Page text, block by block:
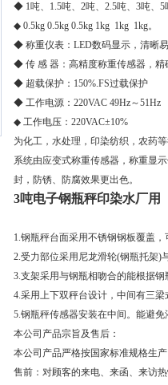
◆ 1吨、1.5吨、2吨、2.5吨、3吨、5
◆ 0.5kg 0.5kg 0.5kg 1kg 1kg 1kg。
◆ 称重仪表：LED数码显示，清晰
◆ 传 感 器：高精度称重传感器，精
◆ 超载保护：150%.FS过载保护
◆ 工作电源：220VAC 49Hz～51Hz
◆ 工作电压：220VAC±10%
为化工，水处理，印染纺织，农药
系统由应变式称重传感器，称重显
封，防锈、防腐效果更出色。
3吨电子钢瓶秤印染水厂用
1.钢瓶秤台面采用不锈钢钢板覆盖
2.受力部位采用尼龙滑轮(钢瓶托架)
3.支架采用与钢瓶相吻合的能根据
4.采用上下双秤台设计，中间有三
5.钢瓶秤传感器安装在中间。能避
本公司产品宗旨及售后：
本公司产品严格按国家标准规格生
售前：对顾客的来电、来函、来访